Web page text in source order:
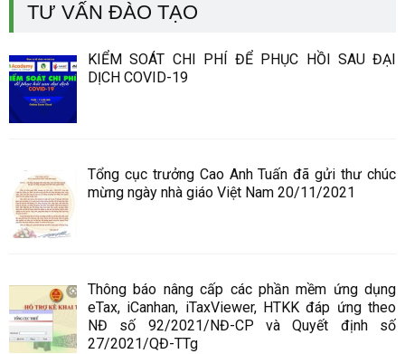
TƯ VẤN ĐÀO TẠO
KIỂM SOÁT CHI PHÍ ĐỂ PHỤC HỒI SAU ĐẠI
DỊCH COVID-19
Tổng cục trưởng Cao Anh Tuấn đã gửi thư chúc
mừng ngày nhà giáo Việt Nam 20/11/2021
Thông báo nâng cấp các phần mềm ứng dụng
eTax, iCanhan, iTaxViewer, HTKK đáp ứng theo
NĐ số 92/2021/NĐ-CP và Quyết định số
27/2021/QĐ-TTg